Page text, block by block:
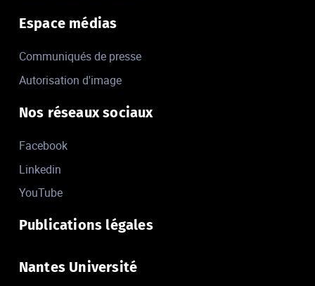
Espace médias
Communiqués de presse
Autorisation d'image
Nos réseaux sociaux
Facebook
Linkedin
YouTube
Publications légales
Nantes Université